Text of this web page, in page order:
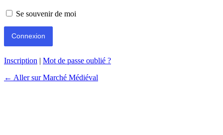
Se souvenir de moi
Inscription | Mot de passe oublié ?
← Aller sur Marché Médiéval